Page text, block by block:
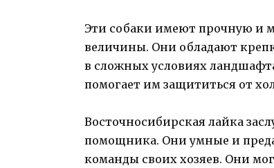
Эти собаки имеют прочную и
величины. Они обладают
в сложных условиях
помогает им защититься от
Восточносибирская лайка
помощника. Они умные и
команды своих хозяев. Они